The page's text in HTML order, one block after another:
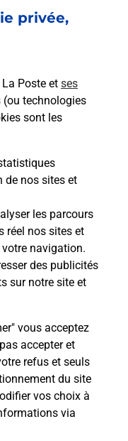
privée,
Poste et ses
technologies
sont les
de nos sites et
les parcours
réel nos sites et
navigation.
des publicités
sur notre site et
vous acceptez
accepter et
refus et seuls
du site
vos choix à
via
posées
Mobile ?
mon
?
de la 5G
mon forfait
Mobile ?
iPhone
Mobile